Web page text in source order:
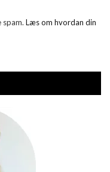
Læs om hvordan din